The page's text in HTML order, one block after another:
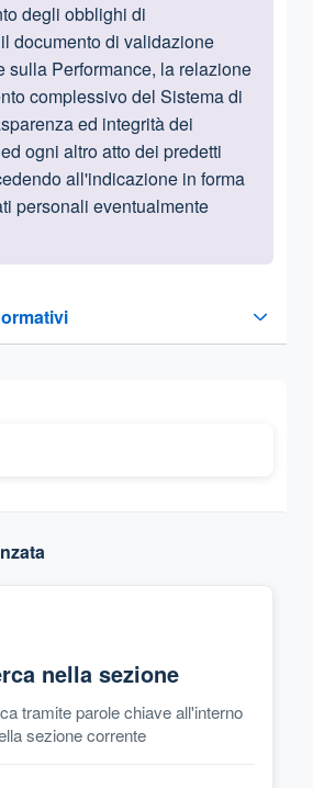
degli obblighi di
documento di validazione
sulla Performance, la relazione
complessivo del Sistema di
ed integrità dei
ogni altro atto dei predetti
all'indicazione in forma
personali eventualmente
nella sezione
tramite parole chiave all'interno
sezione corrente